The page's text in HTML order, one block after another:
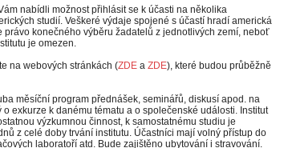
nabídli možnost přihlásit se k účasti na několika
studií. Veškeré výdaje spojené s účastí hradí americká
právo konečného výběru žadatelů z jednotlivých zemí, neboť
je omezen.
na webových stránkách (ZDE a ZDE), které budou průběžně
měsíční program přednášek, seminářů, diskusí apod. na
exkurze k danému tématu a o společenské události. Institut
výzkumnou činnost, k samostatnému studiu je
z celé doby trvání institutu. Účastníci mají volný přístup do
laboratoří atd. Bude zajištěno ubytování i stravování.